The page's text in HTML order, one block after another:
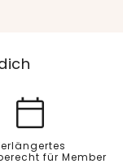
für Member